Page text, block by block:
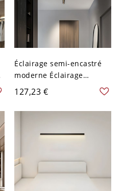
Éclairage semi-encastré
moderne Éclairage
linéaire encastré
Plafonnier pour salle à
manger - Noir 110 V-120 V
127,23 €